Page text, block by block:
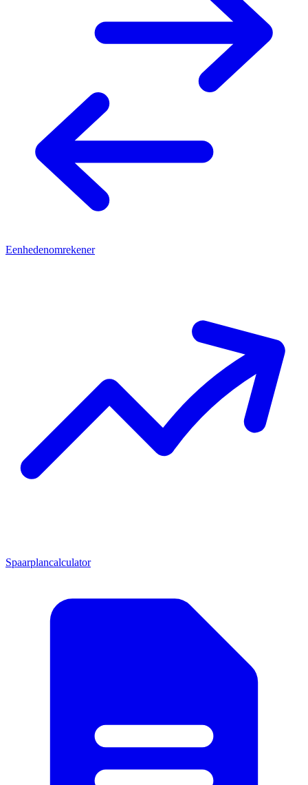
Eenhedenomrekener
Spaarplancalculator